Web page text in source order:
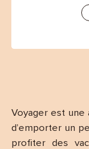
Voyager est une
d’emporter un
profiter des